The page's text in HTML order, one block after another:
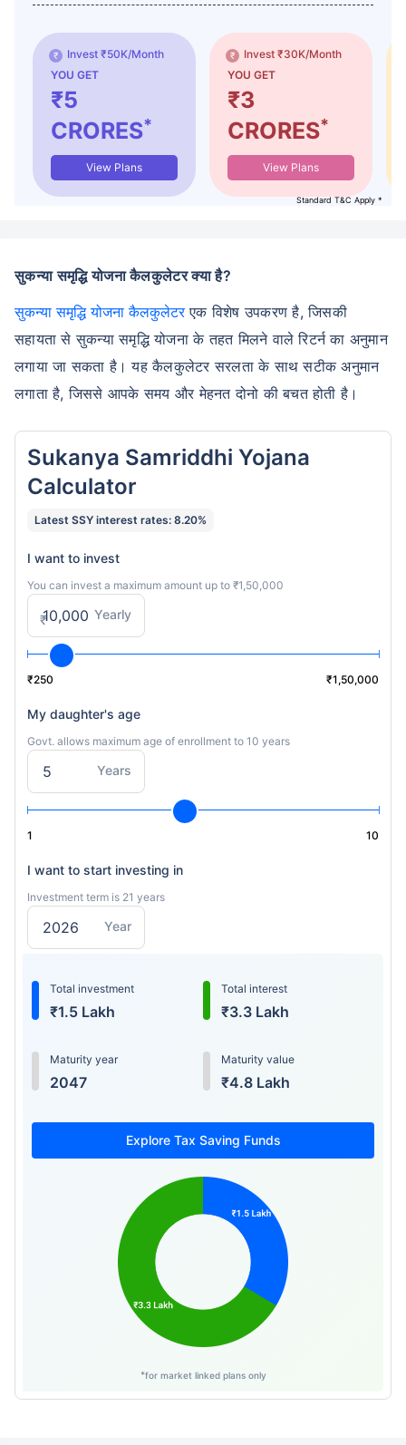
Invest ₹50K/Month
YOU GET
₹5
CRORES*
View Plans
Invest ₹30K/Month
YOU GET
₹3
CRORES*
View Plans
Standard T&C Apply *
सुकन्या समृद्धि योजना कैलकुलेटर क्या है?
सुकन्या समृद्धि योजना कैलकुलेटरएक विशेष उपकरण है, जिसकी
सहायता से सुकन्या समृद्धि योजना के तहत मिलने वाले रिटर्न का अनुमान
लगाया जा सकता है। यह कैलकुलेटर सरलता के साथ सटीक अनुमान
लगाता है, जिससे आपके समय और मेहनत दोनो की बचत होती है।
Sukanya Samriddhi Yojana
Calculator
Latest SSY interest rates: 8.20%
I want to invest
You can invest a maximum amount up to ₹1,50,000
Yearly
₹
₹250 ₹1,50,000
My daughter's age
Govt. allows maximum age of enrollment to 10 years
Years
1 10
I want to start investing in
Investment term is 21 years
Year
Total investment
₹1.5 Lakh
Total interest
₹3.3 Lakh
Maturity year
2047
Maturity value
₹4.8 Lakh
Explore Tax Saving Funds
*for market linked plans only